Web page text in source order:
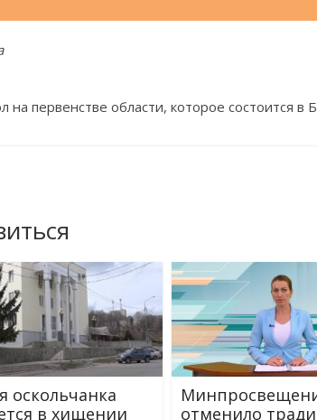
первенстве области, которое состоится в
оскольчанка
в хищении
отменило